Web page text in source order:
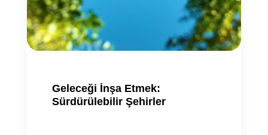
Geleceği İnşa Etmek:
Sürdürülebilir Şehirler